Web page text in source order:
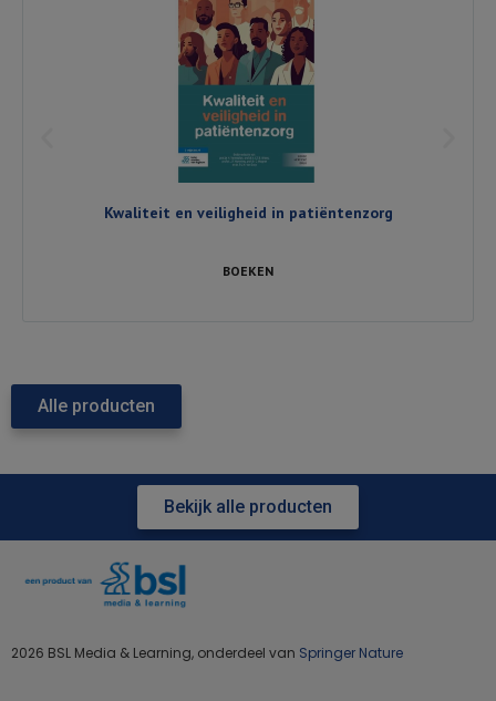
Kwaliteit en veiligheid in patiëntenzorg
BOEKEN
Alle producten
Bekijk alle producten
2026 BSL Media & Learning, onderdeel van Springer Nature